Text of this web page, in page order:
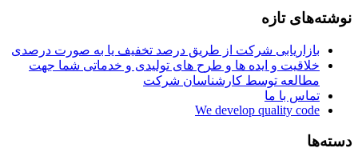
نوشته‌های تازه
بازاریابی شرکت از طریق درصد تخفیف یا به صورت درصدی
خلاقیت و ایده ها و طرح های تولیدی و خدماتی شما جهت
مطالعه توسط کارشناسان شرکت
تماس با ما
We develop quality code
دسته‌ها